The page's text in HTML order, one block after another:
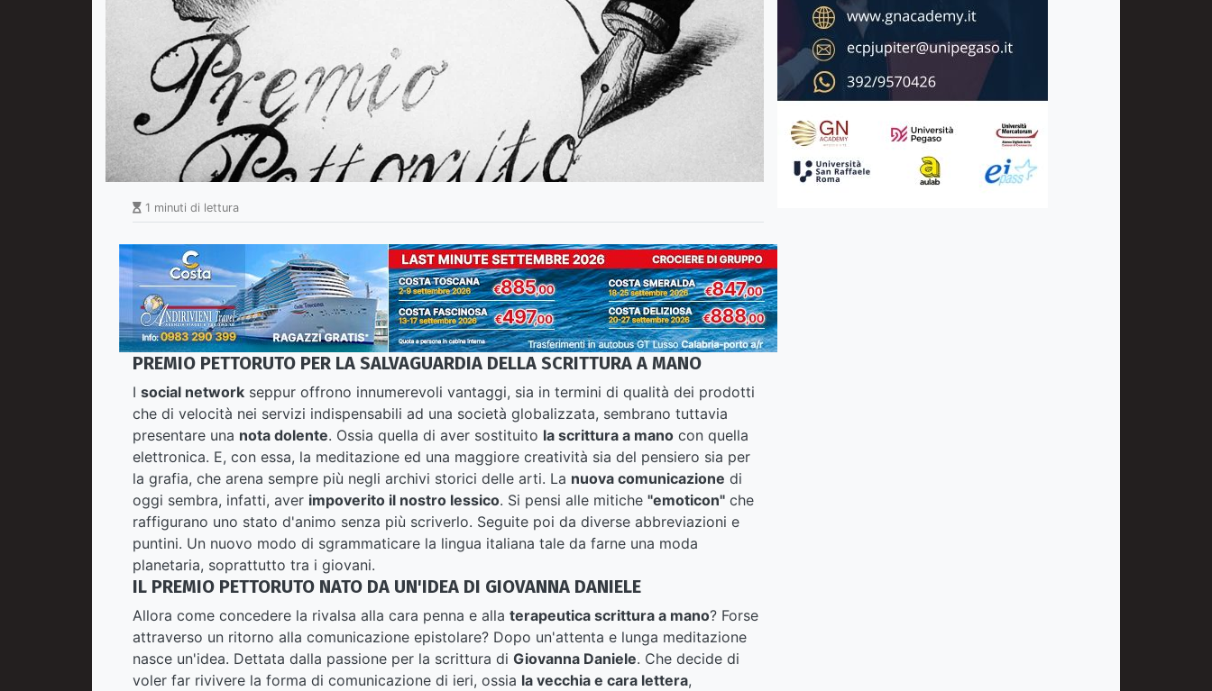
1 minuti di lettura
PREMIO PETTORUTO PER LA SALVAGUARDIA DELLA SCRITTURA A MANO
I social network seppur offrono innumerevoli vantaggi, sia in termini di qualità dei prodotti
che di velocità nei servizi indispensabili ad una società globalizzata, sembrano tuttavia
presentare una nota dolente. Ossia quella di aver sostituito la scrittura a mano con quella
elettronica. E, con essa, la meditazione ed una maggiore creatività sia del pensiero sia per
la grafia, che arena sempre più negli archivi storici delle arti. La nuova comunicazione di
oggi sembra, infatti, aver impoverito il nostro lessico. Si pensi alle mitiche "emoticon" che
raffigurano uno stato d'animo senza più scriverlo. Seguite poi da diverse abbreviazioni e
puntini. Un nuovo modo di sgrammaticare la lingua italiana tale da farne una moda
planetaria, soprattutto tra i giovani.
IL PREMIO PETTORUTO NATO DA UN'IDEA DI GIOVANNA DANIELE
Allora come concedere la rivalsa alla cara penna e alla terapeutica scrittura a mano? Forse
attraverso un ritorno alla comunicazione epistolare? Dopo un'attenta e lunga meditazione
nasce un'idea. Dettata dalla passione per la scrittura di Giovanna Daniele. Che decide di
voler far rivivere la forma di comunicazione di ieri, ossia la vecchia e cara lettera,